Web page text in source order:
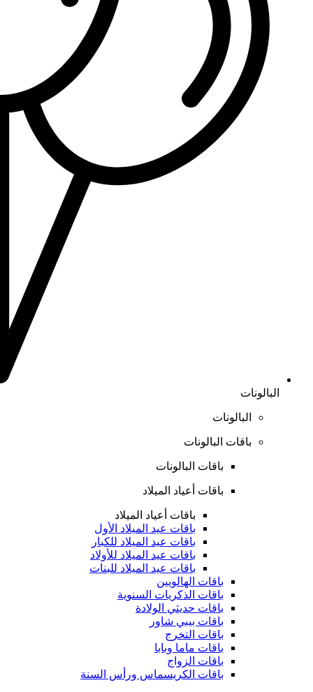
البالونات
البالونات
باقات البالونات
باقات البالونات
باقات أعياد الميلاد
باقات أعياد الميلاد
باقات عيد الميلاد الأول
باقات عيد الميلاد للكبار
باقات عيد الميلاد للأولاد
باقات عيد الميلاد للبنات
باقات الهالويين
باقات الذكريات السنوية
باقات حديثي الولادة
باقات بيبي شاور
باقات التخرج
باقات ماما وبابا
باقات الزواج
باقات الكريسماس ورأس السنة